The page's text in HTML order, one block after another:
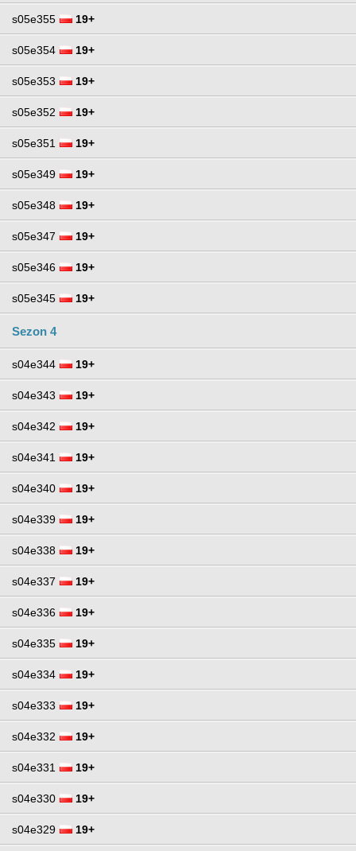
s05e355 19+
s05e354 19+
s05e353 19+
s05e352 19+
s05e351 19+
s05e349 19+
s05e348 19+
s05e347 19+
s05e346 19+
s05e345 19+
Sezon 4
s04e344 19+
s04e343 19+
s04e342 19+
s04e341 19+
s04e340 19+
s04e339 19+
s04e338 19+
s04e337 19+
s04e336 19+
s04e335 19+
s04e334 19+
s04e333 19+
s04e332 19+
s04e331 19+
s04e330 19+
s04e329 19+